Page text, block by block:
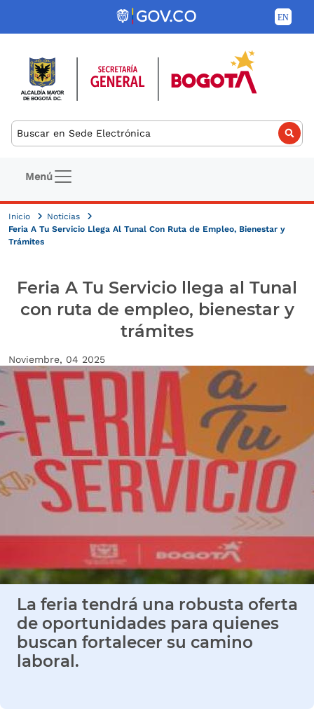
Pasar al contenido principal
Buscar
Navegación principal
Menú
Inicio
Noticias
Feria A Tu Servicio Llega Al Tunal Con Ruta de Empleo, Bienestar y
Trámites
Feria A Tu Servicio llega al Tunal
con ruta de empleo, bienestar y
trámites
Fecha de creación
Noviembre, 04 2025
Imagen Noticia
La feria tendrá una robusta oferta
de oportunidades para quienes
buscan fortalecer su camino
laboral.